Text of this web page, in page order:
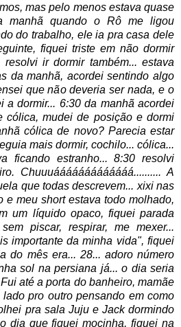
mas pelo menos estava quase
manhã quando o Rô me ligou
do trabalho, ele ia pra casa dele
fiquei triste em não dormir
ir dormir também... estava
da manhã, acordei sentindo algo
que não deveria ser nada, e o
a dormir... 6:30 da manhã acordei
cólica, mudei de posição e dormi
cólica de novo? Parecia estar
mais dormir, cochilo... cólica...
ficando estranho... 8:30 resolvi
Chuuuááááááááááááá.......... A
que todas descrevem... xixi nas
e meu short estava todo molhado,
um líquido opaco, fiquei parada
piscar, respirar, me mexer...
importante da minha vida", fiquei
do mês era... 28... adoro número
sol na persiana já... o dia seria
até a porta do banheiro, mamãe
pro outro pensando em como
pra sala Juju e Jack dormindo
dia que fiquei mocinha, fiquei na